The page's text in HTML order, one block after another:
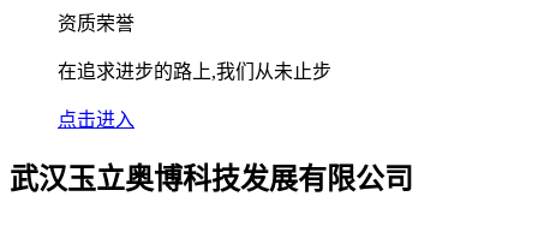
资质荣誉
在追求进步的路上,我们从未止步
点击进入
武汉玉立奥博科技发展有限公司